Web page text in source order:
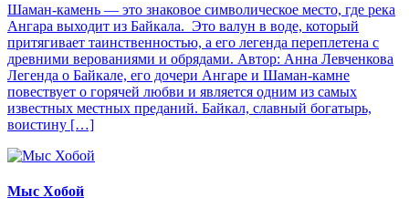
Шаман-камень — это знаковое символическое место, где река
Ангара выходит из Байкала. Это валун в воде, который
притягивает таинственностью, а его легенда переплетена с
древними верованиями и обрядами. Автор: Анна Левченкова
Легенда о Байкале, его дочери Ангаре и Шаман-камне
повествует о горячей любви и является одним из самых
известных местных преданий. Байкал, славный богатырь,
воистину […]
Мыс Хобой